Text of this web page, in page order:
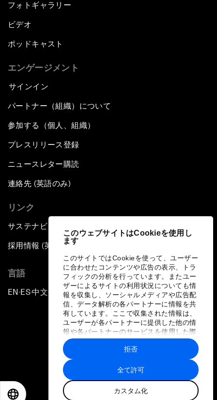
このウェブサイトはCookieを使用し
ます
このサイトではCookieを使って、ユーザー
に合わせたコンテンツや広告の表示、トラ
フィックの分析を行っています。またユー
ザーによるサイトの利用状況についても情
報を収集し、ソーシャルメディアや広告配
信、データ解析の各パートナーに情報を共
有しています。ここで収集された情報は、
ユーザーが各パートナーに提供した他の情
報や各パートナーのサービスを使用した際
に収集された情報と組み合わされ、各パー
トナーによって使用されることがありま
す。
全て許可
カスタム化
拒否
フォトギャラリー
ビデオ
ポッドキャスト
エンゲージメント
サインイン
パートナー（組織）について
参加する（個人、組織）
プレスリリース登録
ニュースレター購読
連絡先 (英語のみ)
リンク
サステナビリティへの取り組み
採用情報 (英語のみ)
言語
EN ▪ES▪中文▪ 日本語
プライバシーポリシーと利用規約
サイトマップ
©
世界経済フォーラム